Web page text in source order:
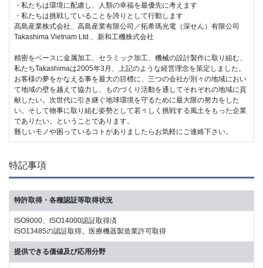
・私たちは環境に配慮し、人類の幸福を最優先に考えます
・私たちは挑戦していることを誇りとして行動します
高島産業株式会社、高島産業有限公司／拓希瑪光電（深せん）有限公司
Takashima Vietnam Ltd.、新和工機株式会社
精密をベースに金属加工、セラミック加工、機械の設計製作に取り組む、
私たちTakashimaは2005年3月、上記のような経営理念を策定しました。
お客様の夢をかなえる事を最大の目標に、三つの会社が別々の地域におい
て地域の壁を越えて協力し、ものづくり活動を通してそれぞれの地域に貢
献したい。次世代に引き継ぐ地球環境を守るために最大限の努力をした
い。そして物事に取り組む姿勢として若々しく挑戦する風土をもった企業
でありたい。ということであります。
難しいモノや困っているコトがありましたらお気軽にご連絡下さい。
特記事項
特許取得・各種認証等取得状況
ISO9000、ISO14000認証取得済
ISO13485の認証取得。医療機器製造業許可取得
提供できる価値及び応用分野